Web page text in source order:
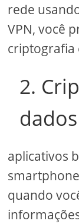
rede
VPN, você
criptografia
2.
aplicativos
quando